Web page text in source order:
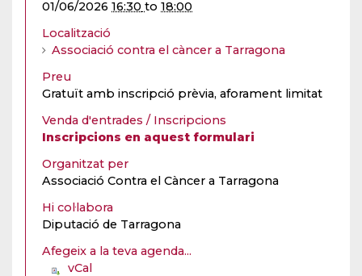
01/06/2026 16:30 to 18:00
Localització
Associació contra el càncer a Tarragona
Preu
Gratuït amb inscripció prèvia, aforament limitat
Venda d'entrades / Inscripcions
Inscripcions en aquest formulari
Organitzat per
Associació Contra el Càncer a Tarragona
Hi col·labora
Diputació de Tarragona
Afegeix a la teva agenda...
vCal